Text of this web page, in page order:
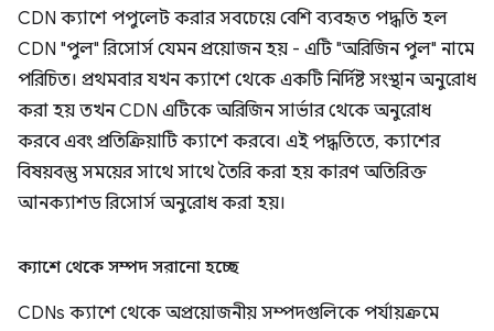
CDN ক্যাশে পপুলেট করার সবচেয়ে বেশি ব্যবহৃত পদ্ধতি হল
CDN "পুল" রিসোর্স যেমন প্রয়োজন হয় - এটি "অরিজিন পুল" নামে
পরিচিত। প্রথমবার যখন ক্যাশে থেকে একটি নির্দিষ্ট সংস্থান অনুরোধ
করা হয় তখন CDN এটিকে অরিজিন সার্ভার থেকে অনুরোধ
করবে এবং প্রতিক্রিয়াটি ক্যাশে করবে। এই পদ্ধতিতে, ক্যাশের
বিষয়বস্তু সময়ের সাথে সাথে তৈরি করা হয় কারণ অতিরিক্ত
আনক্যাশড রিসোর্স অনুরোধ করা হয়।
ক্যাশে থেকে সম্পদ সরানো হচ্ছে
CDNs ক্যাশে থেকে অপ্রয়োজনীয় সম্পদগুলিকে পর্যায়ক্রমে